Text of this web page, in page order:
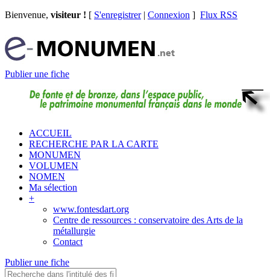
Bienvenue, visiteur ! [ S'enregistrer| Connexion ] Flux RSS
Publier une fiche
ACCUEIL
RECHERCHE PAR LA CARTE
MONUMEN
VOLUMEN
NOMEN
Ma sélection
+
www.fontesdart.org
Centre de ressources : conservatoire des Arts de la
métallurgie
Contact
Publier une fiche